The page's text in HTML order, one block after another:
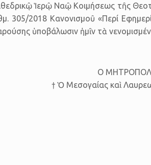
Ἱερῷ Ναῷ Κοιμήσεως τῆς
305/2018 Κανονισμοῦ «Περί
ὑπο­βά­λω­σιν ἡμῖν τὰ
Ο
† Ὁ Με­σο­γαί­ας καὶ